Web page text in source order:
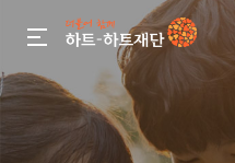
gnb menu open